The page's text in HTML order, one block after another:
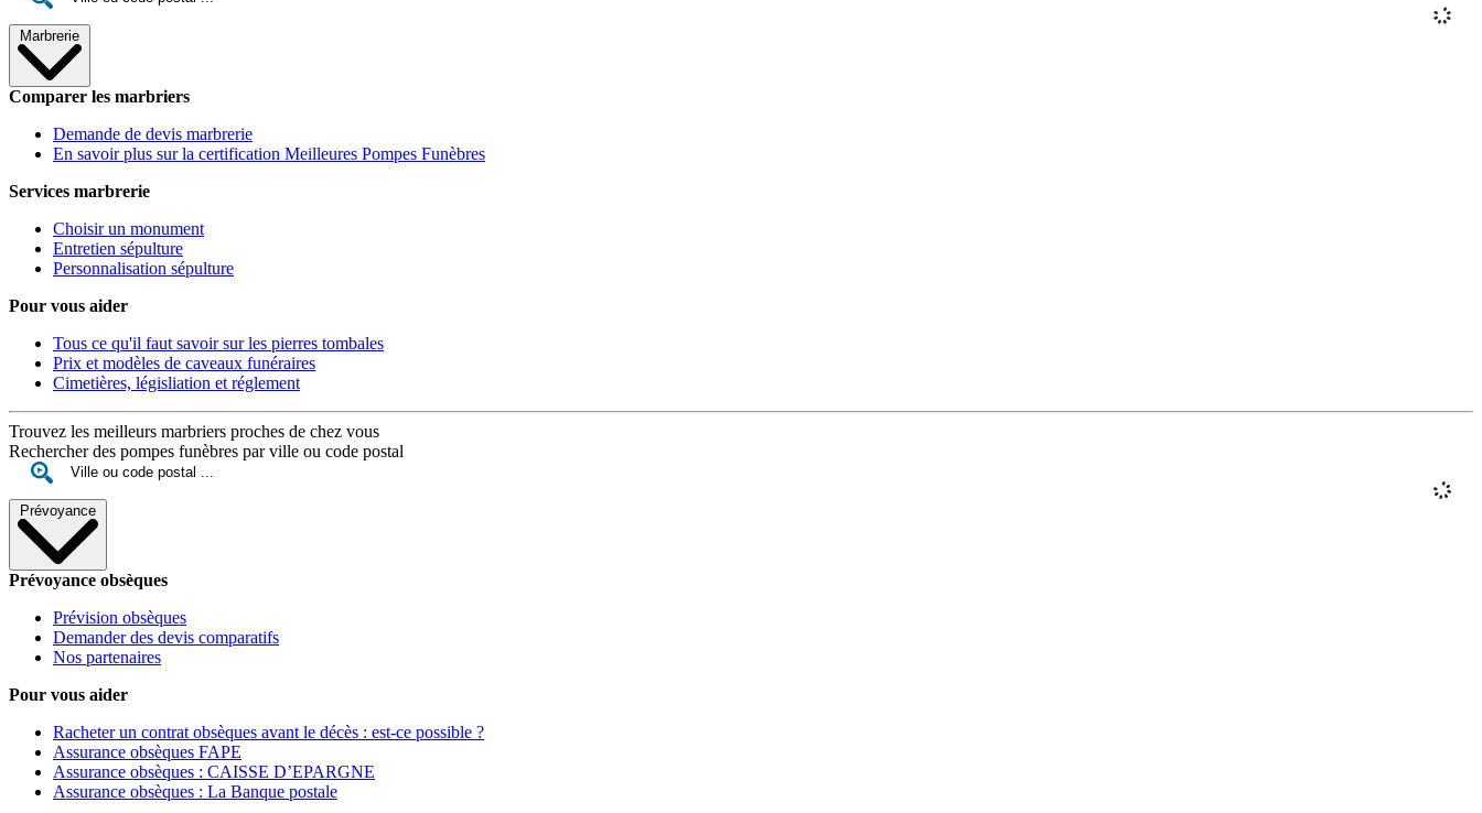
Marbrerie
Comparer les marbriers
Demande de devis marbrerie
En savoir plus sur la certification Meilleures Pompes Funèbres
Services marbrerie
Choisir un monument
Entretien sépulture
Personnalisation sépulture
Pour vous aider
Tous ce qu'il faut savoir sur les pierres tombales
Prix et modèles de caveaux funéraires
Cimetières, législiation et réglement
Trouvez les meilleurs marbriers proches de chez vous
Rechercher des pompes funèbres par ville ou code postal
Prévoyance
Prévoyance obsèques
Prévision obsèques
Demander des devis comparatifs
Nos partenaires
Pour vous aider
Racheter un contrat obsèques avant le décès : est-ce possible ?
Assurance obsèques FAPE
Assurance obsèques : CAISSE D’EPARGNE
Assurance obsèques : La Banque postale